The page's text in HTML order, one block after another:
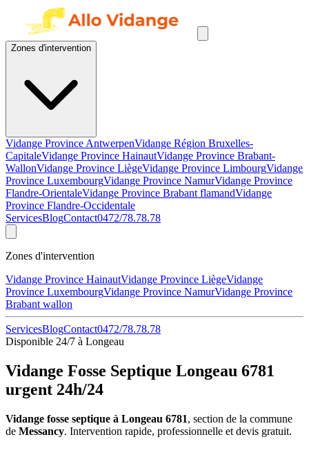
Zones d'intervention
Vidange Province AntwerpenVidange Région Bruxelles-
CapitaleVidange Province HainautVidange Province Brabant-
WallonVidange Province LiègeVidange Province LimbourgVidange
Province LuxembourgVidange Province NamurVidange Province
Flandre-OrientaleVidange Province Brabant flamandVidange
Province Flandre-Occidentale
ServicesBlogContact0472/78.78.78
Zones d'intervention
Vidange Province HainautVidange Province LiègeVidange
Province LuxembourgVidange Province NamurVidange Province
Brabant wallon
ServicesBlogContact0472/78.78.78
Disponible 24/7 à Longeau
Vidange Fosse Septique Longeau 6781
urgent 24h/24
Vidange fosse septique à Longeau 6781, section de la commune
de Messancy. Intervention rapide, professionnelle et devis gratuit.